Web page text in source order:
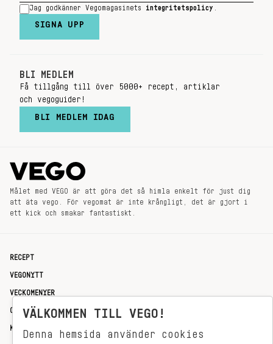
Jag godkänner Vegomagasinets integritetspolicy
SIGNA UPP
BLI MEDLEM
Få tillgång till över 5000+ recept, artiklar
och vegoguider!
BLI MEDLEM IDAG
Målet med VEGO är att göra det så himla enkelt för just dig
att äta vego. För vegomat är inte krångligt, det är gjort i
ett kick och smakar fantastiskt.
RECEPT
VEGONYTT
VECKOMENYER
OM OSS
KONTAKT
VÄLKOMMEN TILL VEGO!
Denna hemsida använder cookies